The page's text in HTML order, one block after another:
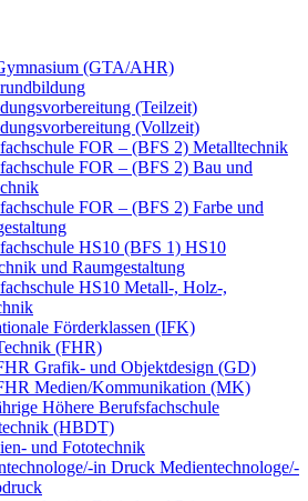
(GTA/AHR)
(Teilzeit)
(Vollzeit)
FOR – (BFS 2) Metalltechnik
FOR – (BFS 2) Bau und
FOR – (BFS 2) Farbe und
HS10 (BFS 1) HS10
und Raumgestaltung
HS10 Metall-, Holz-,
Förderklassen (IFK)
(FHR)
Grafik- und Objektdesign (GD)
Medien/Kommunikation (MK)
Höhere Berufsfachschule
(HBDT)
und Fototechnik
in Druck Medientechnologe/-